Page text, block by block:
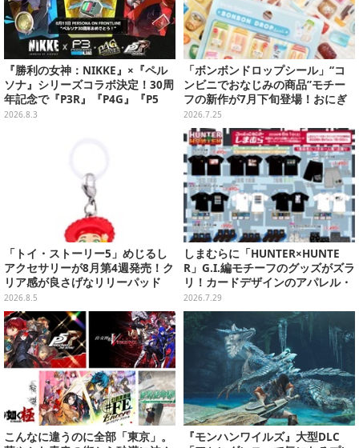
『勝利の女神：NIKKE』×『ペル
ソナ』シリーズコラボ決定！30周
年記念で『P3R』『P4G』『P5
R』の3作品参戦
2026.8.3
「ボンボンドロップシール」“コ
ンビニでおなじみの商品”モチー
フの新作が7月下旬登場！おにぎ
り＆お弁当、ホットスナックなど
全4柄
2026.7.25
「トイ・ストーリー5」めじるし
アクセサリーが8月第4週発売！ク
リア感が良さげなリリーパッド
や、ジェシーなど全5種ラインナ
ップ
2026.8.5
しまむらに「HUNTER×HUNTE
R」G.I.編モチーフのグッズがズラ
リ！カードデザインのアパレル・
雑貨、ゴレイヌの「オレが3人分
になる…」も
2026.7.29
こんなに違うのに全部「東京」。
『モンハンワイルズ』大型DLC